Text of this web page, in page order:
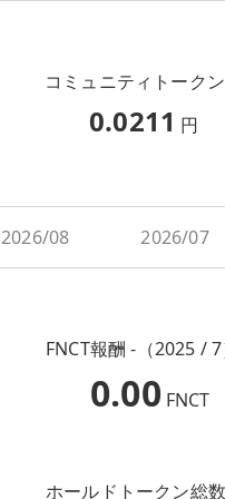
コミュニティトーク
0.0211 円
2026/08 2026/07
FNCT報酬 -（2025 / 7
0.00 FNCT
ホールドトークン総数